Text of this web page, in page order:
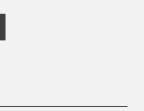
ProfilProfil